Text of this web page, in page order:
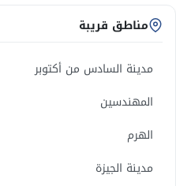
مناطق قريبة
مدينة السادس من أكتوبر
المهندسين
الهرم
مدينة الجيزة